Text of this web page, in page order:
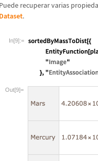
Puede recuperar varias
Dataset.
In[9]:=
Out[9]=